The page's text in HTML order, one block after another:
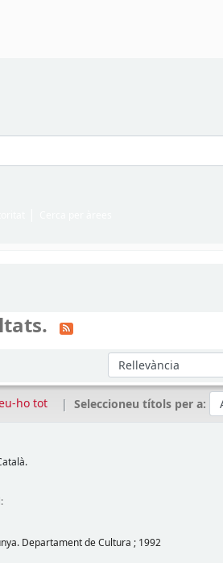
Ordeneu per:
ho tot Seleccioneu títols per a:
Departament de Cultura ; 1992